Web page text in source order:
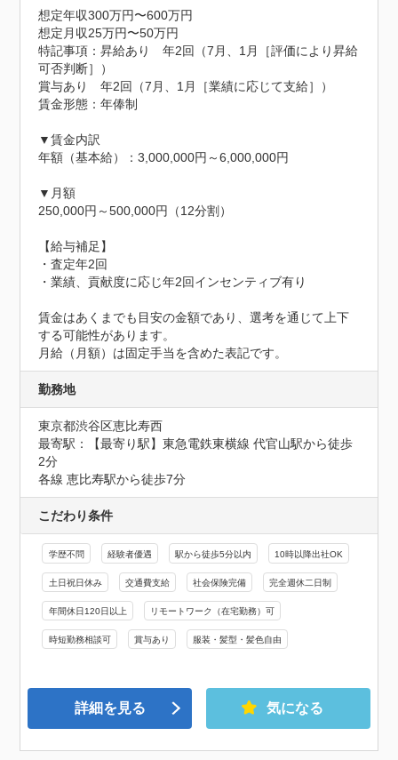
想定年収300万円〜600万円
想定月収25万円〜50万円
特記事項：昇給あり　年2回（7月、1月［評価により昇給
可否判断］）
賞与あり　年2回（7月、1月［業績に応じて支給］）
賃金形態：年俸制
▼賃金内訳
年額（基本給）：3,000,000円～6,000,000円
▼月額
250,000円～500,000円（12分割）
【給与補足】
・査定年2回
・業績、貢献度に応じ年2回インセンティブ有り
賃金はあくまでも目安の金額であり、選考を通じて上下
する可能性があります。
月給（月額）は固定手当を含めた表記です。
勤務地
東京都渋谷区恵比寿西
最寄駅：【最寄り駅】東急電鉄東横線 代官山駅から徒歩
2分
各線 恵比寿駅から徒歩7分
こだわり条件
学歴不問 経験者優遇 駅から徒歩5分以内 10時以降出社OK
土日祝日休み 交通費支給 社会保険完備 完全週休二日制
年間休日120日以上 リモートワーク（在宅勤務）可
時短勤務相談可 賞与あり 服装・髪型・髪色自由
詳細を見る 気になる